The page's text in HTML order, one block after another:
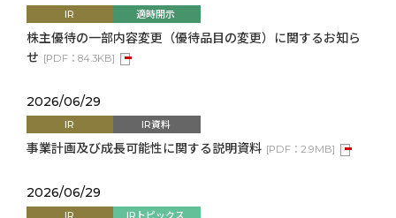
IR 適時開示
株主優待の一部内容変更（優待品目の変更）に関するお知ら
せ [PDF： 84.3KB]
2026/06/29
IR IR資料
事業計画及び成長可能性に関する説明資料 [PDF： 2.9MB]
2026/06/29
IR IRトピックス